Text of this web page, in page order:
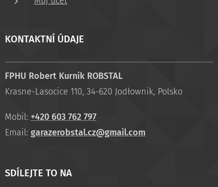
KONTAKTNÍ ÚDAJE
FPHU Robert Kurnik ROBSTAL
Krasne-Lasocice 110, 34-620 Jodłownik, Polsko
Mobil: +420 603 762 797
Email: garazerobstal.cz@gmail.com
SDÍLEJTE TO NA